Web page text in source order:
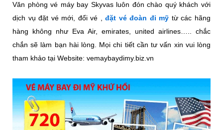
Văn phòng vé máy bay Skyvas luôn đón chào quý khách với
dịch vụ đặt vé mới, đổi vé ,đặt vé đoàn đi mỹ từ các hãng
hàng không như Eva Air, emirates, united airlines….. chắc
chắn sẽ làm bạn hài lòng. Mọi chi tiết cần tư vấn xin vui lòng
tham khảo tại Website: vemaybaydimy.biz.vn